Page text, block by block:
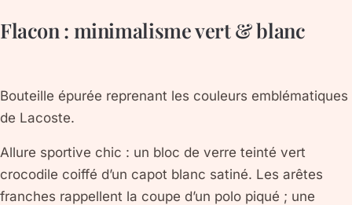
Flacon : minimalisme vert & blanc
Bouteille épurée reprenant les couleurs emblématiques
de Lacoste.
Allure sportive chic : un bloc de verre teinté vert
crocodile coiffé d’un capot blanc satiné. Les arêtes
franches rappellent la coupe d’un polo piqué ; une